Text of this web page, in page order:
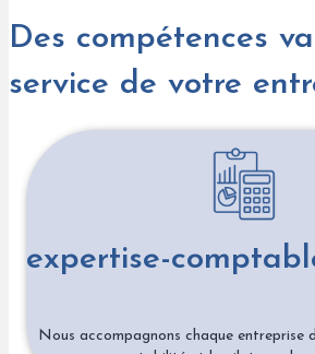
Des compétences
service de votre
expertise-
Nous accompagnons chaque entreprise